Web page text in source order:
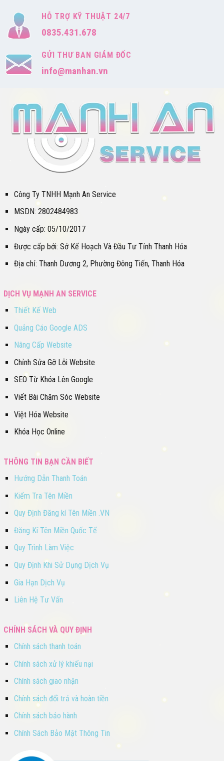
HỖ TRỢ KỸ THUẬT 24/7
0835.431.678
GỬI THƯ BAN GIÁM ĐỐC
info@manhan.vn
Công Ty TNHH Mạnh An Service
MSDN: 2802484983
Ngày cấp: 05/10/2017
Được cấp bởi: Sở Kế Hoạch Và Đầu Tư Tỉnh Thanh Hóa
Địa chỉ: Thanh Dương 2, Phường Đông Tiến, Thanh Hóa
DỊCH VỤ MẠNH AN SERVICE
Thiết Kế Web
Quảng Cáo Google ADS
Nâng Cấp Website
Chỉnh Sửa Gỡ Lỗi Website
SEO Từ Khóa Lên Google
Viết Bài Chăm Sóc Website
Việt Hóa Website
Khóa Học Online
THÔNG TIN BẠN CẦN BIẾT
Hướng Dẫn Thanh Toán
Kiểm Tra Tên Miền
Quy Định Đăng kí Tên Miền .VN
Đăng Kí Tên Miền Quốc Tế
Quy Trình Làm Việc
Quy Định Khi Sử Dụng Dịch Vụ
Gia Hạn Dịch Vụ
Liên Hệ Tư Vấn
CHÍNH SÁCH VÀ QUY ĐỊNH
Chính sách thanh toán
Chính sách xử lý khiếu nại
Chính sách giao nhận
Chính sách đổi trả và hoàn tiền
Chính sách bảo hành
Chính Sách Bảo Mật Thông Tin